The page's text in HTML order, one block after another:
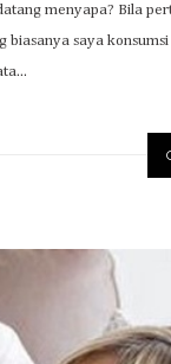
menyapa? Bila
saya